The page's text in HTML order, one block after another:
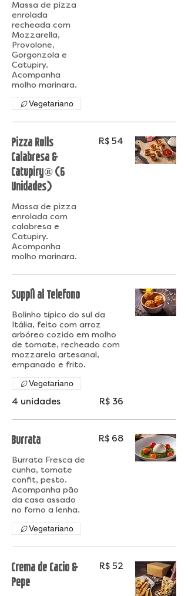
Massa de pizza
enrolada
recheada com
Mozzarella,
Provolone,
Gorgonzola e
Catupiry.
Acompanha
Vegetariano
Pizza Rolls
Calabresa &
Catupiry® (6
Unidades)
Massa de pizza
enrolada com
calabresa e
Catupiry.
Acompanha
R$ 54
Supplì al Telefono
Bolinho típico do sul da
Itália, feito com arroz
arbóreo cozido em molho
de tomate, recheado com
mozzarela artesanal,
empanado e frito.
4 unidades R$ 36
Vegetariano
Burrata
Burrata Fresca de
cunha, tomate
confit, pesto.
Acompanha pão
da casa assado
R$ 68
Vegetariano
Crema de Cacio &
Pepe
R$ 52